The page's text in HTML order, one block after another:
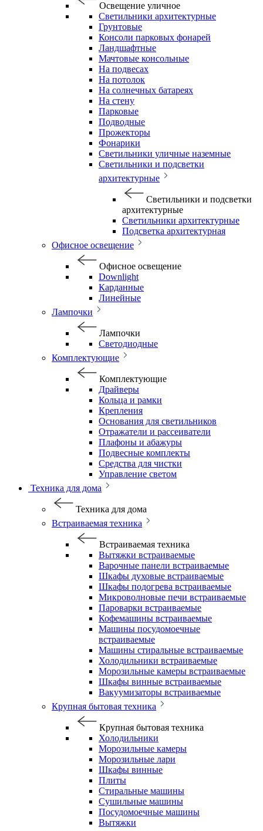
Освещение уличное
Светильники архитектурные
Грунтовые
Консоли парковых фонарей
Ландшафтные
Мачтовые консольные
На подвесах
На потолок
На солнечных батареях
На стену
Парковые
Подводные
Прожекторы
Фонарики
Светильники уличные наземные
Светильники и подсветки
архитектурные
Светильники и подсветки
архитектурные
Светильники архитектурные
Подсветка архитектурная
Офисное освещение
Офисное освещение
Downlight
Карданные
Линейные
Лампочки
Лампочки
Светодиодные
Комплектующие
Комплектующие
Драйверы
Кольца и рамки
Крепления
Основания для светильников
Отражатели и рассеиватели
Плафоны и абажуры
Подвесные комплекты
Средства для чистки
Управление светом
Техника для дома
Техника для дома
Встраиваемая техника
Встраиваемая техника
Вытяжки встраиваемые
Варочные панели встраиваемые
Шкафы духовые встраиваемые
Шкафы подогрева встраиваемые
Микроволновые печи встраиваемые
Пароварки встраиваемые
Кофемашины встраиваемые
Машины посудомоечные
встраиваемые
Машины стиральные встраиваемые
Холодильники встраиваемые
Морозильные камеры встраиваемые
Шкафы винные встраиваемые
Вакуумизаторы встраиваемые
Крупная бытовая техника
Крупная бытовая техника
Холодильники
Морозильные камеры
Морозильные лари
Шкафы винные
Плиты
Стиральные машины
Сушильные машины
Посудомоечные машины
Вытяжки